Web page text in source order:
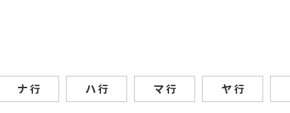
ナ行 ハ行 マ行 ヤ行